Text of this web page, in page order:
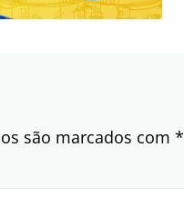
são marcados com *